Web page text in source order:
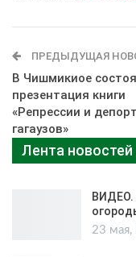
ПРЕДЫДУЩАЯ
В Чишмикиое
презентация книги
«Репрессии и
гагаузов»
Лента новостей
ВИДЕО.
23 мая,